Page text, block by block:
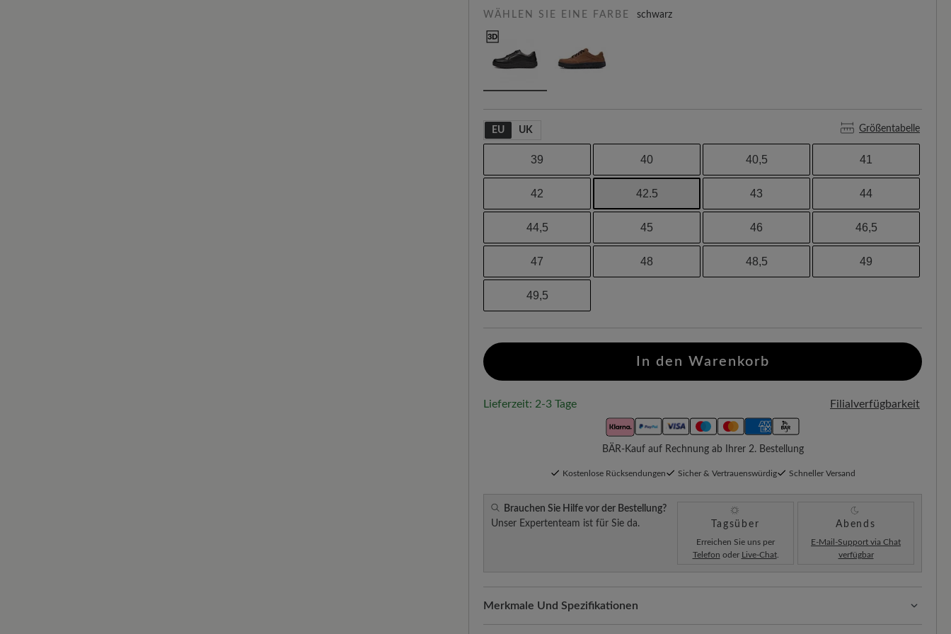
WÄHLEN SIE EINE FARBE schwarz
EU UK Größentabelle
39 40 40,5 41
42 42.5 43 44
44,5 45 46 46,5
47 48 48,5 49
49,5
In den Warenkorb
Lieferzeit: 2-3 Tage Filialverfügbarkeit
BÄR-Kauf auf Rechnung ab Ihrer 2. Bestellung
Kostenlose Rücksendungen Sicher & Vertrauenswürdig Schneller Versand
Brauchen Sie Hilfe vor der Bestellung?
Unser Expertenteam ist für Sie da.
Tagsüber
Erreichen Sie uns per
Telefon oder Live-Chat.
Abends
E-Mail-Support via Chat
verfügbar
Merkmale Und Spezifikationen
Freeyourfeet!Die perfekte Passform mit 100% Zehenfreiheit. Natürlich geformte